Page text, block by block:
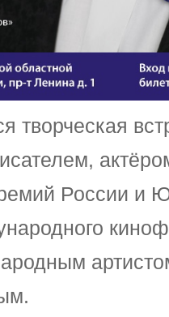
творческая
России и